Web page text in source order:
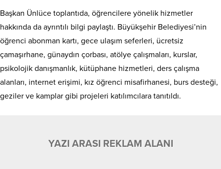
Başkan Ünlüce toplantıda, öğrencilere yönelik hizmetler
hakkında da ayrıntılı bilgi paylaştı. Büyükşehir Belediyesi’nin
öğrenci abonman kartı, gece ulaşım seferleri, ücretsiz
çamaşırhane, günaydın çorbası, atölye çalışmaları, kurslar,
psikolojik danışmanlık, kütüphane hizmetleri, ders çalışma
alanları, internet erişimi, kız öğrenci misafirhanesi, burs desteği,
geziler ve kamplar gibi projeleri katılımcılara tanıtıldı.
YAZI ARASI REKLAM ALANI